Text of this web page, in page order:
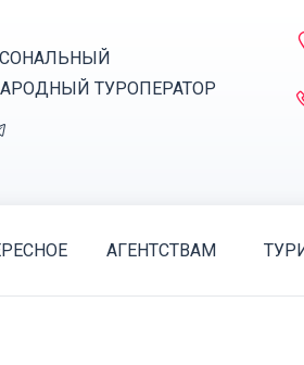
ТУРОПЕРАТОР
АГЕНТСТВАМ